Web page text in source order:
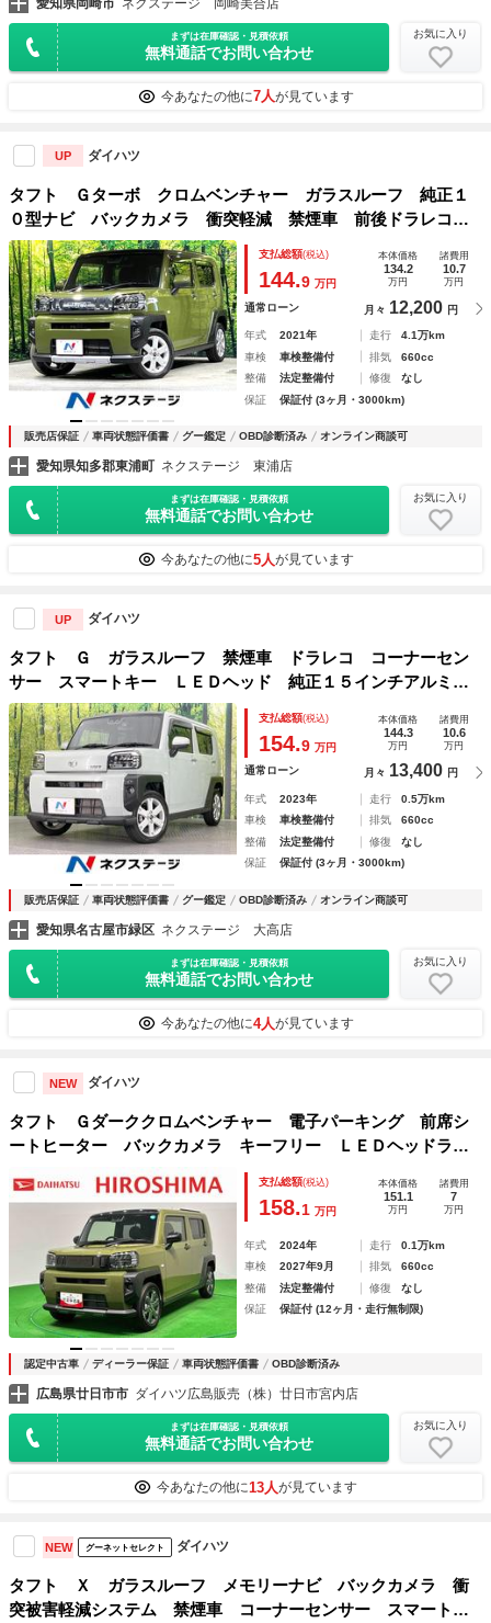
まずは在庫確認・見積依頼
無料通話でお問い合わせ
お気に入り
今あなたの他に7人が見ています
UP ダイハツ
タフト Ｇターボ クロムベンチャー ガラスルーフ 純正１
０型ナビ バックカメラ 衝突軽減 禁煙車 前後ドラレコ
コーナーセンサー レーダークルーズ スマートキー ＬＥＤ
ヘッド ルーフレール シートヒーター ＥＴＣ 純正１５イ
ンチアルミ
支払総額(税込)
144.9 万円
本体価格
134.2
万円
諸費用
10.7
万円
通常ローン 月々 12,200 円
年式 2021年 走行
4.1万km
車検
車検整備付 排気
660cc
整備
法定整備付 修復
なし
保証
保証付 (3ヶ月・3000km)
販売店保証 車両状態評価書 グー鑑定 OBD診断済み オンライン商談可
愛知県知多郡東浦町 ネクステージ 東浦店
まずは在庫確認・見積依頼
無料通話でお問い合わせ
お気に入り
今あなたの他に5人が見ています
UP ダイハツ
タフト Ｇ ガラスルーフ 禁煙車 ドラレコ コーナーセン
サー スマートキー ＬＥＤヘッド 純正１５インチアルミ
オートライト オートエアコン ＬＥＤフォグ ルーフレー
ル プライバシーガラス
支払総額(税込)
154.9 万円
本体価格
144.3
万円
諸費用
10.6
万円
通常ローン 月々 13,400 円
年式 2023年 走行
0.5万km
車検
車検整備付 排気
660cc
整備
法定整備付 修復
なし
保証
保証付 (3ヶ月・3000km)
販売店保証 車両状態評価書 グー鑑定 OBD診断済み オンライン商談可
愛知県名古屋市緑区 ネクステージ 大高店
まずは在庫確認・見積依頼
無料通話でお問い合わせ
お気に入り
今あなたの他に4人が見ています
NEW ダイハツ
タフト Ｇダーククロムベンチャー 電子パーキング 前席シ
ートヒーター バックカメラ キーフリー ＬＥＤヘッドライ
ト ＬＥＤフォグランプ オートライト オートエアコン プ
ッシュスタート シートリフター コーナーセンサー ステア
リングスイッチ 衝突回避支援システム搭載
支払総額(税込)
158.1 万円
本体価格
151.1
万円
諸費用
7
万円
年式 2024年 走行
0.1万km
車検
2027年9月 排気
660cc
整備
法定整備付 修復
なし
保証
保証付 (12ヶ月・走行無制限)
認定中古車 ディーラー保証 車両状態評価書 OBD診断済み
広島県廿日市市 ダイハツ広島販売（株）廿日市宮内店
まずは在庫確認・見積依頼
無料通話でお問い合わせ
お気に入り
今あなたの他に13人が見ています
NEW グーネットセレクト ダイハツ
タフト Ｘ ガラスルーフ メモリーナビ バックカメラ 衝
突被害軽減システム 禁煙車 コーナーセンサー スマートキ